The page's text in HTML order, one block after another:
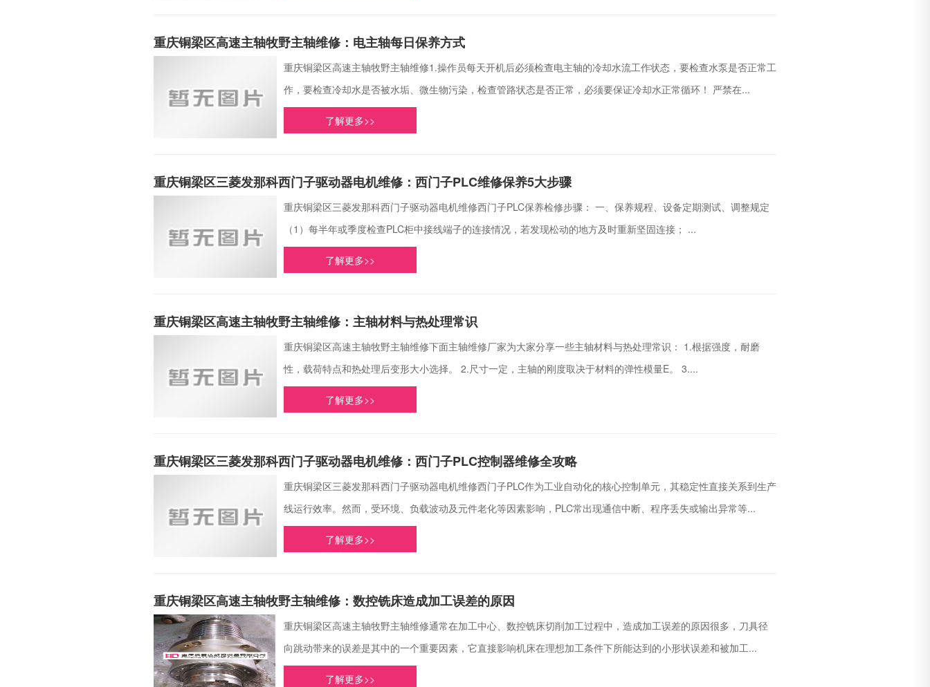
重庆铜梁区高速主轴牧野主轴维修：电主轴每日保养方式
重庆铜梁区高速主轴牧野主轴维修1.操作员每天开机后必须检查电主轴的冷却水流工作状态，要检查水泵是否正常工
作，要检查冷却水是否被水垢、微生物污染，检查管路状态是否正常，必须要保证冷却水正常循环！ 严禁在...
了解更多>>
重庆铜梁区三菱发那科西门子驱动器电机维修：西门子PLC维修保养5大步骤
重庆铜梁区三菱发那科西门子驱动器电机维修西门子PLC保养检修步骤： 一、保养规程、设备定期测试、调整规定
（1）每半年或季度检查PLC柜中接线端子的连接情况，若发现松动的地方及时重新坚固连接； ...
了解更多>>
重庆铜梁区高速主轴牧野主轴维修：主轴材料与热处理常识
重庆铜梁区高速主轴牧野主轴维修下面主轴维修厂家为大家分享一些主轴材料与热处理常识： 1.根据强度，耐磨
性，载荷特点和热处理后变形大小选择。 2.尺寸一定，主轴的刚度取决于材料的弹性模量E。 3....
了解更多>>
重庆铜梁区三菱发那科西门子驱动器电机维修：西门子PLC控制器维修全攻略
重庆铜梁区三菱发那科西门子驱动器电机维修西门子PLC作为工业自动化的核心控制单元，其稳定性直接关系到生产
线运行效率。然而，受环境、负载波动及元件老化等因素影响，PLC常出现通信中断、程序丢失或输出异常等...
了解更多>>
重庆铜梁区高速主轴牧野主轴维修：数控铣床造成加工误差的原因
重庆铜梁区高速主轴牧野主轴维修通常在加工中心、数控铣床切削加工过程中，造成加工误差的原因很多，刀具径
向跳动带来的误差是其中的一个重要因素，它直接影响机床在理想加工条件下所能达到的小形状误差和被加工...
了解更多>>